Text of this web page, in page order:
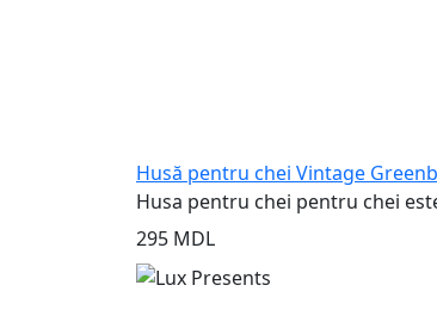
Husă pentru chei Vintage
Husa pentru chei pentru chei
295 MDL